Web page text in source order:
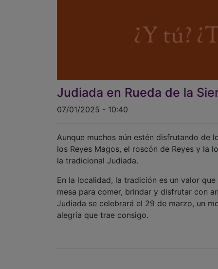
Judiada en Rueda de la
07/01/2025 - 10:40
Aunque muchos aún estén disfrutando de
los Reyes Magos, el roscón de Reyes y la
la tradicional Judiada.
En la localidad, la tradición es un valor
mesa para comer, brindar y disfrutar con
Judiada se celebrará el 29 de marzo, un
alegría que trae consigo.